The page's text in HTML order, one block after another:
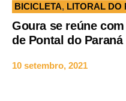
BICICLETA, LITORAL DO
Goura se reúne
de Pontal do Paraná
10 setembro, 2021